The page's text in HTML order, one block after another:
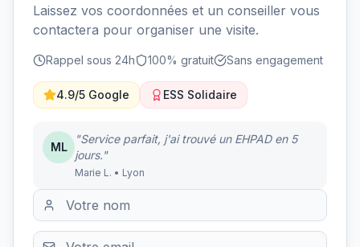
Laissez vos coordonnées et un conseiller vous
contactera pour organiser une visite.
Rappel sous 24h 100% gratuit Sans engagement
4.9/5 Google ESS Solidaire
ML
"Service parfait, j'ai trouvé un EHPAD en 5
jours."
Marie L. • Lyon